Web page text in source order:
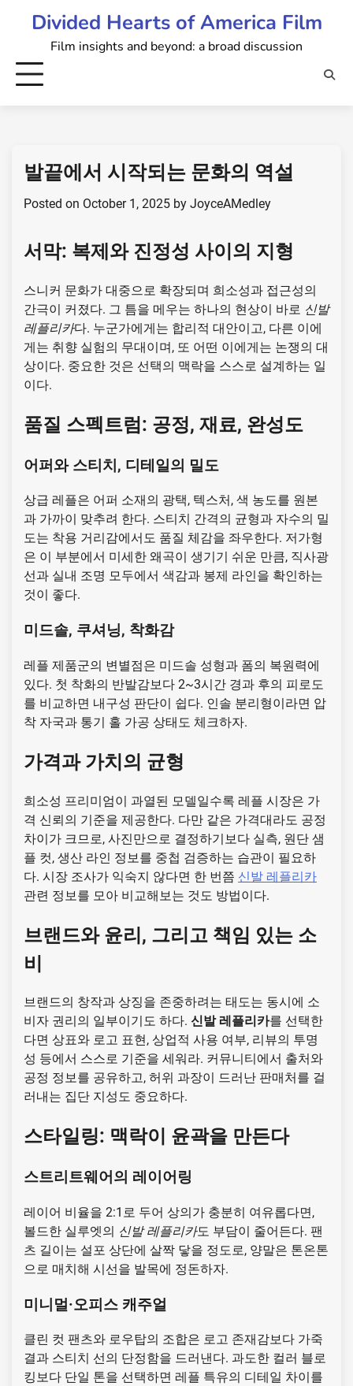
Divided Hearts of America Film
Film insights and beyond: a broad discussion
발끝에서 시작되는 문화의 역설
Posted on October 1, 2025 by JoyceAMedley
서막: 복제와 진정성 사이의 지형
스니커 문화가 대중으로 확장되며 희소성과 접근성의
간극이 커졌다. 그 틈을 메우는 하나의 현상이 바로 신발
레플리카다. 누군가에게는 합리적 대안이고, 다른 이에
게는 취향 실험의 무대이며, 또 어떤 이에게는 논쟁의 대
상이다. 중요한 것은 선택의 맥락을 스스로 설계하는 일
이다.
품질 스펙트럼: 공정, 재료, 완성도
어퍼와 스티치, 디테일의 밀도
상급 레플은 어퍼 소재의 광택, 텍스처, 색 농도를 원본
과 가까이 맞추려 한다. 스티치 간격의 균형과 자수의 밀
도는 착용 거리감에서도 품질 체감을 좌우한다. 저가형
은 이 부분에서 미세한 왜곡이 생기기 쉬운 만큼, 직사광
선과 실내 조명 모두에서 색감과 봉제 라인을 확인하는
것이 좋다.
미드솔, 쿠셔닝, 착화감
레플 제품군의 변별점은 미드솔 성형과 폼의 복원력에
있다. 첫 착화의 반발감보다 2~3시간 경과 후의 피로도
를 비교하면 내구성 판단이 쉽다. 인솔 분리형이라면 압
착 자국과 통기 홀 가공 상태도 체크하자.
가격과 가치의 균형
희소성 프리미엄이 과열된 모델일수록 레플 시장은 가
격 신뢰의 기준을 제공한다. 다만 같은 가격대라도 공정
차이가 크므로, 사진만으로 결정하기보다 실측, 원단 샘
플 컷, 생산 라인 정보를 중첩 검증하는 습관이 필요하
다. 시장 조사가 익숙지 않다면 한 번쯤 신발 레플리카
관련 정보를 모아 비교해보는 것도 방법이다.
브랜드와 윤리, 그리고 책임 있는 소
비
브랜드의 창작과 상징을 존중하려는 태도는 동시에 소
비자 권리의 일부이기도 하다. 신발 레플리카를 선택한
다면 상표와 로고 표현, 상업적 사용 여부, 리뷰의 투명
성 등에서 스스로 기준을 세워라. 커뮤니티에서 출처와
공정 정보를 공유하고, 허위 과장이 드러난 판매처를 걸
러내는 집단 지성도 중요하다.
스타일링: 맥락이 윤곽을 만든다
스트리트웨어의 레이어링
레이어 비율을 2:1로 두어 상의가 충분히 여유롭다면,
볼드한 실루엣의 신발 레플리카도 부담이 줄어든다. 팬
츠 길이는 설포 상단에 살짝 닿을 정도로, 양말은 톤온톤
으로 매치해 시선을 발목에 정돈하자.
미니멀·오피스 캐주얼
클린 컷 팬츠와 로우탑의 조합은 로고 존재감보다 가죽
결과 스티치 선의 단정함을 드러낸다. 과도한 컬러 블로
킹보다 단일 톤을 선택하면 레플 특유의 디테일 차이를